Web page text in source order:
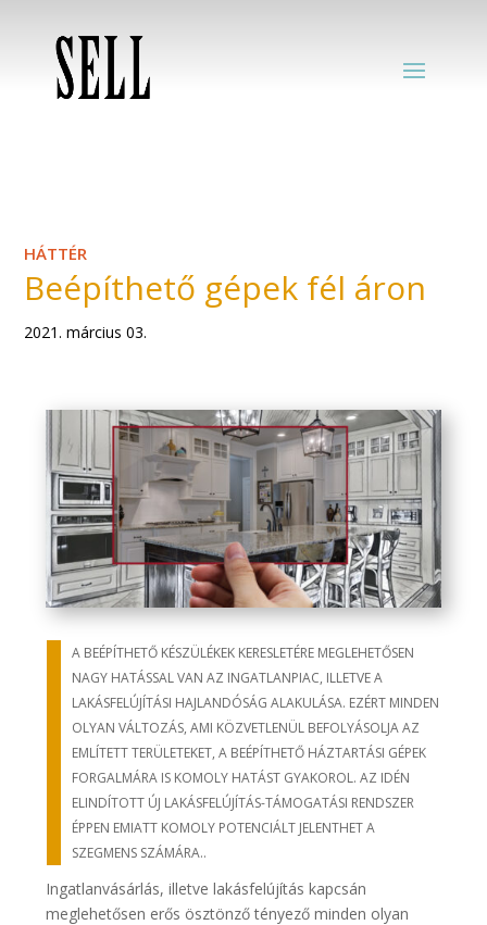
HÁTTÉR
Beépíthető gépek fél áron
2021. március 03.
A BEÉPÍTHETŐ KÉSZÜLÉKEK KERESLETÉRE MEGLEHETŐSEN
NAGY HATÁSSAL VAN AZ INGATLANPIAC, ILLETVE A
LAKÁSFELÚJÍTÁSI HAJLANDÓSÁG ALAKULÁSA. EZÉRT MINDEN
OLYAN VÁLTOZÁS, AMI KÖZVETLENÜL BEFOLYÁSOLJA AZ
EMLÍTETT TERÜLETEKET, A BEÉPÍTHETŐ HÁZTARTÁSI GÉPEK
FORGALMÁRA IS KOMOLY HATÁST GYAKOROL. AZ IDÉN
ELINDÍTOTT ÚJ LAKÁSFELÚJÍTÁS-TÁMOGATÁSI RENDSZER
ÉPPEN EMIATT KOMOLY POTENCIÁLT JELENTHET A
SZEGMENS SZÁMÁRA..
Ingatlanvásárlás, illetve lakásfelújítás kapcsán
meglehetősen erős ösztönző tényező minden olyan